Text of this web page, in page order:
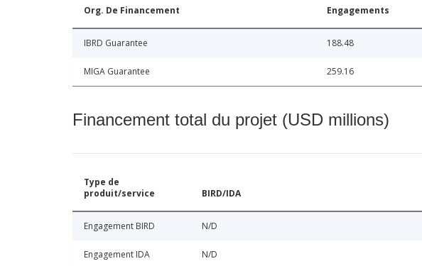
Org. De Financement Engagements
IBRD Guarantee 188.48
MIGA Guarantee 259.16
Financement total du projet (USD millions)
Type de
produit/service
BIRD/IDA
Engagement BIRD N/D
Engagement IDA N/D